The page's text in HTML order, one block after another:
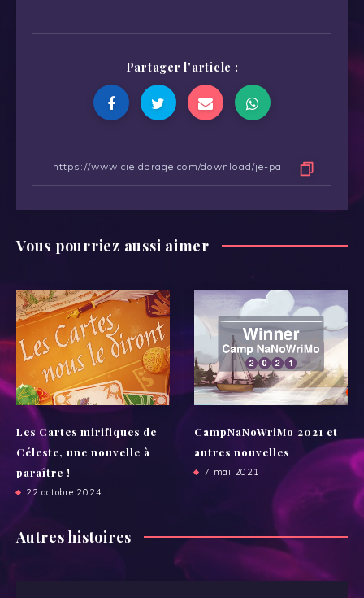
Partager l'article :
Vous pourriez aussi aimer
Les Cartes mirifiques de
Céleste, une nouvelle à
paraître !
22 octobre 2024
CampNaNoWriMo 2021 et
autres nouvelles
7 mai 2021
Autres histoires